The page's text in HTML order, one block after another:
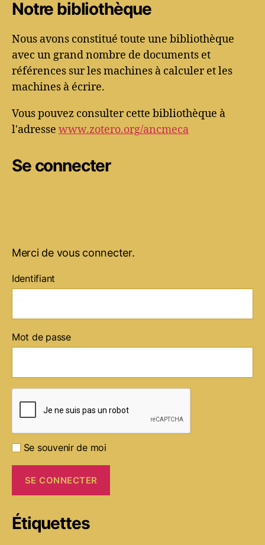
Notre bibliothèque
Nous avons constitué toute une bibliothèque
avec un grand nombre de documents et
références sur les machines à calculer et les
machines à écrire.
Vous pouvez consulter cette bibliothèque à
l'adresse www.zotero.org/ancmeca
Se connecter
Merci de vous connecter.
Identifiant
Mot de passe
Se souvenir de moi
Étiquettes